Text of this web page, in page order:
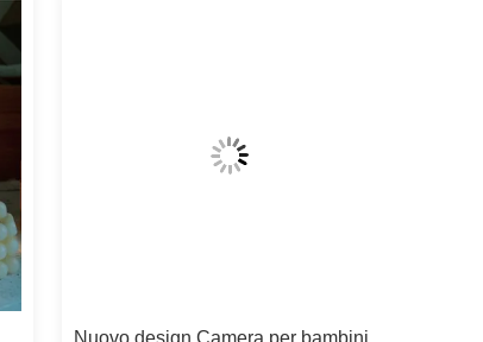
Nuovo design Camera per bambini